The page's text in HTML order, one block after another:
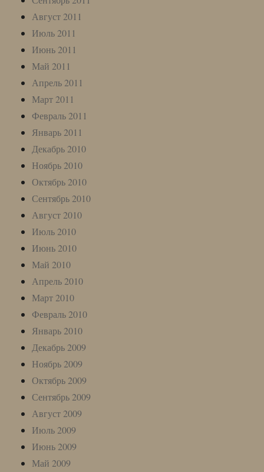
Август 2011
Июль 2011
Июнь 2011
Май 2011
Апрель 2011
Март 2011
Февраль 2011
Январь 2011
Декабрь 2010
Ноябрь 2010
Октябрь 2010
Сентябрь 2010
Август 2010
Июль 2010
Июнь 2010
Май 2010
Апрель 2010
Март 2010
Февраль 2010
Январь 2010
Декабрь 2009
Ноябрь 2009
Октябрь 2009
Сентябрь 2009
Август 2009
Июль 2009
Июнь 2009
Май 2009